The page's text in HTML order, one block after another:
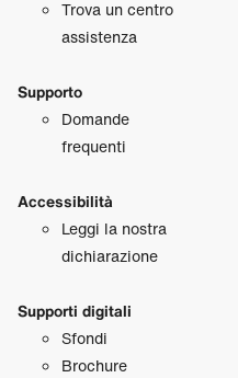
Trova un centro
assistenza
Supporto
Domande
frequenti
Accessibilità
Leggi la nostra
dichiarazione
Supporti digitali
Sfondi
Brochure